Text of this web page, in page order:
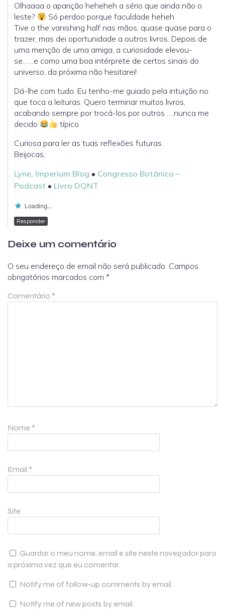
Olhaaaa o aparição heheheh a sério que ainda não o
leste?
Só perdoo porque faculdade heheh
Tive o the vanishing half nas mãos, quase quase para o
trazer, mas dei oportunidade a outros livros. Depois de
uma menção de uma amiga, a curiosidade elevou-
se……e como uma boa intérprete de certos sinais do
universo, da próxima não hesitarei!
Dá-lhe com tudo. Eu tenho-me guiado pela intuição no
que toca a leituras. Quero terminar muitos livros,
acabando sempre por trocá-los por outros ….nunca me
decido
típico
Curiosa para ler as tuas reflexões futuras.
Beijocas,
Lyne, Imperium Blog • Congresso Botânico –
Podcast • Livro DQNT
Loading...
Responder
Deixe um comentário
O seu endereço de email não será publicado. Campos
obrigatórios marcados com *
Comentário *
Nome *
Email *
Site
Guardar o meu nome, email e site neste navegador para
a próxima vez que eu comentar.
Notify me of follow-up comments by email.
Notify me of new posts by email.